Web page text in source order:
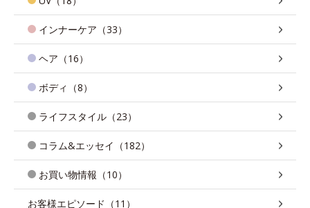
インナーケア（33）
ヘア（16）
ボディ（8）
ライフスタイル（23）
コラム&エッセイ（182）
お買い物情報（10）
お客様エピソード（11）